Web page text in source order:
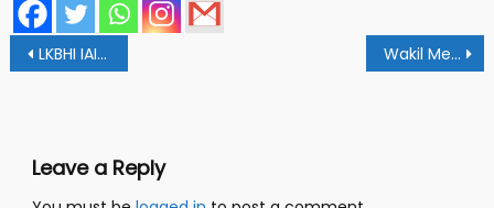
Post
navigation
LKBHI IAIN Papua Teken Kerjasama Dengan PA Arso Wakil Menteri Agama Berikan Kuliah Umum di IAIN Papua
Leave a Reply